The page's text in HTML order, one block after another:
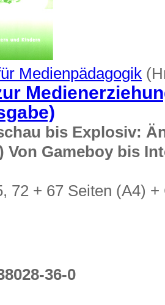
Medienpädagogik
bis Explosiv:
Von Gameboy bis
72 + 67 Seiten (A4)
36-0